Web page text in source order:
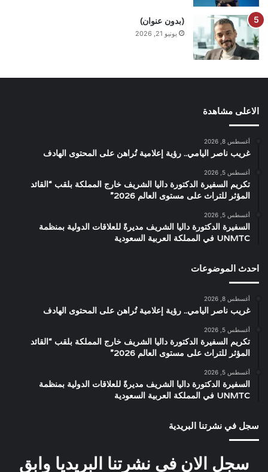
(بدون عنوان)
يونيو 21, 2026
الاعلى مشاهدة
أغسطس 8, 2026
غريب ناصر اليامي.. رؤية إعلامية تُراهن على المحتوى الهادف
أغسطس 5, 2026
تكريم السفيرة الدكتورة داليا الشريف خارج المملكة بلقب “القائد
المؤثر للتراث على مستوى العالم 2026”
أغسطس 5, 2026
السفيرة الدكتورة داليا الشريف مديرةً للعلاقات الدولية بمنظمة
UNMTC في المملكة العربية السعودية
احدث الموضوعات
أغسطس 8, 2026
غريب ناصر اليامي.. رؤية إعلامية تُراهن على المحتوى الهادف
أغسطس 5, 2026
تكريم السفيرة الدكتورة داليا الشريف خارج المملكة بلقب “القائد
المؤثر للتراث على مستوى العالم 2026”
أغسطس 5, 2026
السفيرة الدكتورة داليا الشريف مديرةً للعلاقات الدولية بمنظمة
UNMTC في المملكة العربية السعودية
سجل في نشرتنا البريدية
سجل الان في نشرتنا البريديا وابق